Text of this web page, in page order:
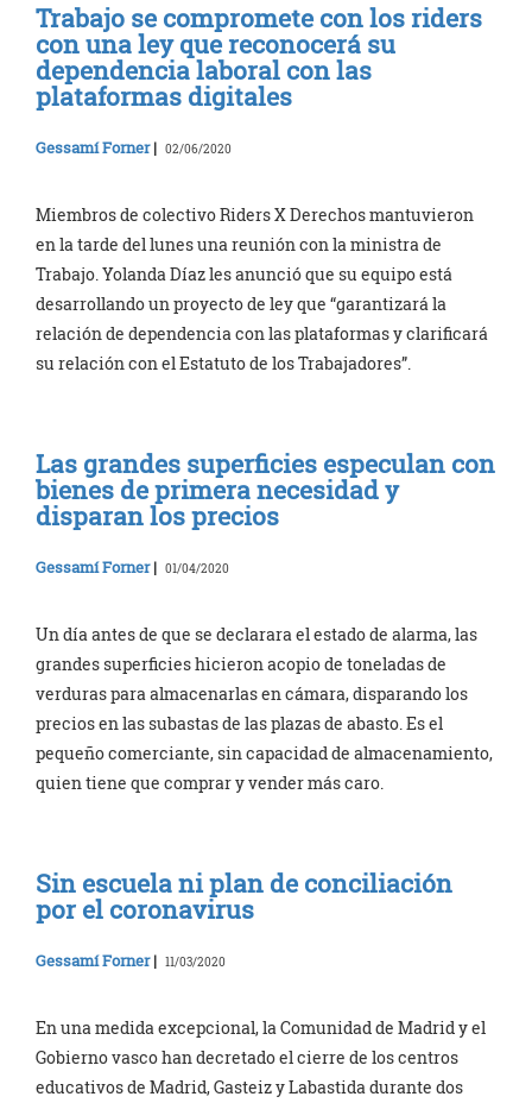
Trabajo se compromete con los riders
con una ley que reconocerá su
dependencia laboral con las
plataformas digitales
Gessamí Forner| 02/06/2020
Miembros de colectivo Riders X Derechos mantuvieron
en la tarde del lunes una reunión con la ministra de
Trabajo. Yolanda Díaz les anunció que su equipo está
desarrollando un proyecto de ley que “garantizará la
relación de dependencia con las plataformas y clarificará
su relación con el Estatuto de los Trabajadores”.
Las grandes superficies especulan con
bienes de primera necesidad y
disparan los precios
Gessamí Forner| 01/04/2020
Un día antes de que se declarara el estado de alarma, las
grandes superficies hicieron acopio de toneladas de
verduras para almacenarlas en cámara, disparando los
precios en las subastas de las plazas de abasto. Es el
pequeño comerciante, sin capacidad de almacenamiento,
quien tiene que comprar y vender más caro.
Sin escuela ni plan de conciliación
por el coronavirus
Gessamí Forner| 11/03/2020
En una medida excepcional, la Comunidad de Madrid y el
Gobierno vasco han decretado el cierre de los centros
educativos de Madrid, Gasteiz y Labastida durante dos